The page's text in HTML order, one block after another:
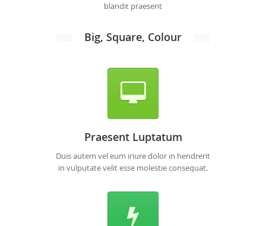
blandit praesent
Big, Square, Colour
Praesent Luptatum
Duis autem vel eum iriure dolor in hendrerit
in vulputate velit esse molestie consequat.